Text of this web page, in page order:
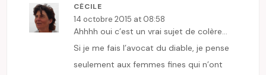
CĖCILE
14 octobre 2015 at 08:58
Ahhhh oui c’est un vrai sujet de colère…
Si je me fais l’avocat du diable, je pense
seulement aux femmes fines qui n’ont